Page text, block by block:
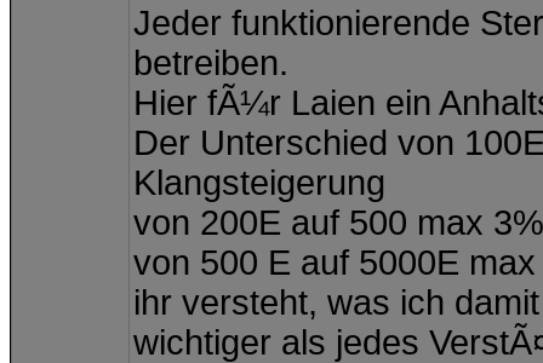
Jeder funktionierende
betreiben.
Hier fÃ¼r Laien ein
Der Unterschied von
Klangsteigerung
von 200E auf 500 max 3%
von 500 E auf 5000E
ihr versteht, was ich
wichtiger als jedes